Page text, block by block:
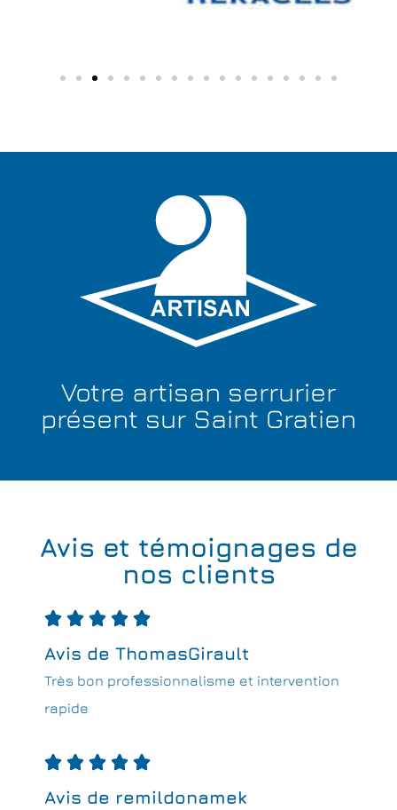
Votre artisan serrurier
présent sur Saint Gratien
Avis et témoignages de
nos clients
    
Avis de ThomasGirault
Très bon professionnalisme et intervention
rapide
    
Avis de remildonamek